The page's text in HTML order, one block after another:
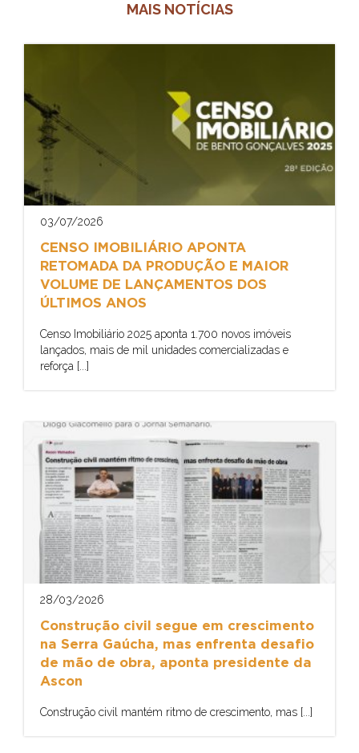
MAIS NOTÍCIAS
03/07/2026
CENSO IMOBILIÁRIO APONTA
RETOMADA DA PRODUÇÃO E MAIOR
VOLUME DE LANÇAMENTOS DOS
ÚLTIMOS ANOS
Censo Imobiliário 2025 aponta 1.700 novos imóveis
lançados, mais de mil unidades comercializadas e
reforça [...]
28/03/2026
Construção civil segue em crescimento
na Serra Gaúcha, mas enfrenta desafio
de mão de obra, aponta presidente da
Ascon
Construção civil mantém ritmo de crescimento, mas [...]